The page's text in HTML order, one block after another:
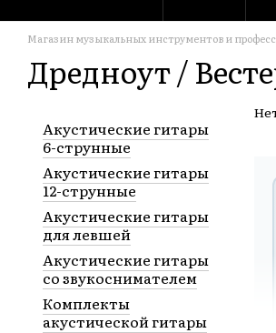
Магазин музыкальных инструментов и
Дредноут /
Акустические гитары
6-струнные
Акустические гитары
12-струнные
Акустические гитары
для левшей
Акустические гитары
со звукоснимателем
Комплекты
акустической гитары